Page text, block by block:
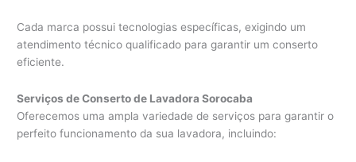
Cada marca possui tecnologias específicas, exigindo um
atendimento técnico qualificado para garantir um conserto
eficiente.
Serviços de Conserto de Lavadora Sorocaba
Oferecemos uma ampla variedade de serviços para garantir o
perfeito funcionamento da sua lavadora, incluindo: